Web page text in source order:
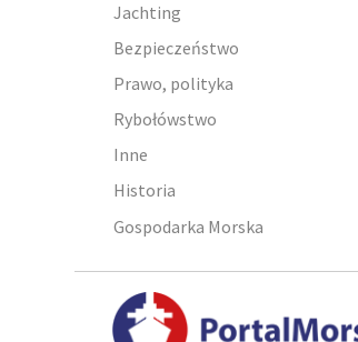
Jachting
Bezpieczeństwo
Prawo, polityka
Rybołówstwo
Inne
Historia
Gospodarka Morska